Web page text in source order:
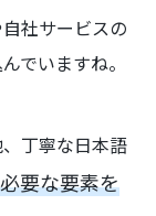
社サービスの
でいますね。
丁寧な日本語
要な要素を